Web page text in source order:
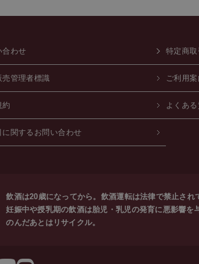
合わせ 特定商
売管理者標識 ご利用案
約 よくある
に関するお問い合わせ
飲酒は20歳になってから。飲酒運転は法律で禁止され
妊娠中や授乳期の飲酒は胎児・乳児の発育に悪影響を
のんだあとはリサイクル。